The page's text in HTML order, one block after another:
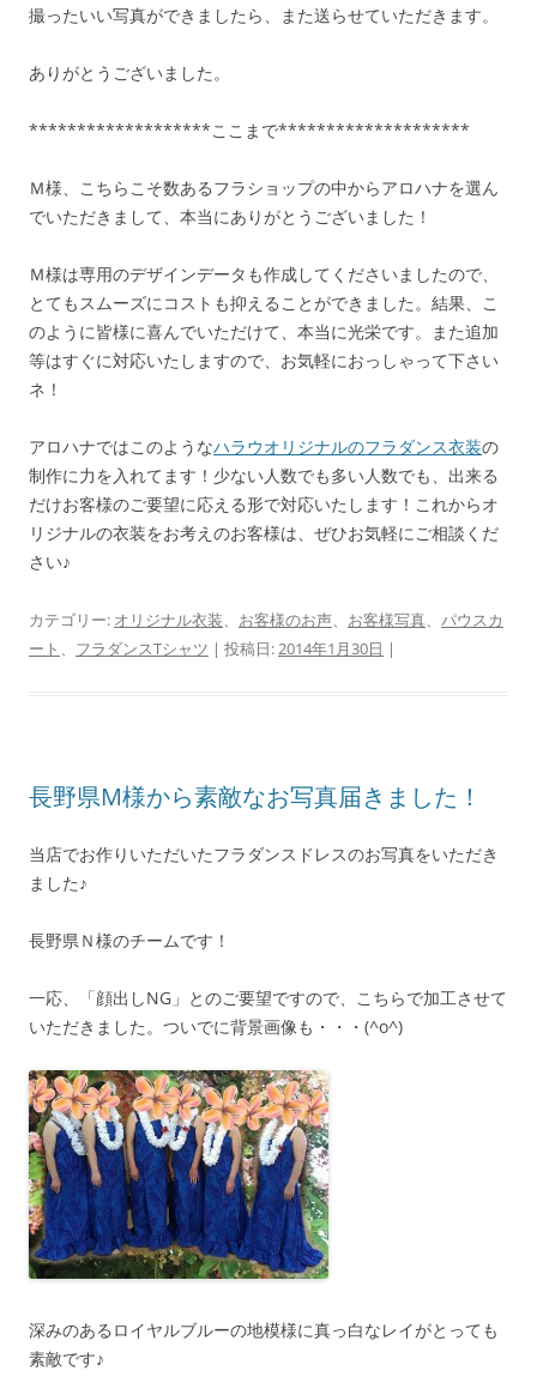
撮ったいい写真ができましたら、また送らせていただきます。
ありがとうございました。
*******************ここまで********************
Ｍ様、こちらこそ数あるフラショップの中からアロハナを選ん
でいただきまして、本当にありがとうございました！
Ｍ様は専用のデザインデータも作成してくださいましたので、
とてもスムーズにコストも抑えることができました。結果、こ
のように皆様に喜んでいただけて、本当に光栄です。また追加
等はすぐに対応いたしますので、お気軽におっしゃって下さい
ネ！
アロハナではこのようなハラウオリジナルのフラダンス衣装の
制作に力を入れてます！少ない人数でも多い人数でも、出来る
だけお客様のご要望に応える形で対応いたします！これからオ
リジナルの衣装をお考えのお客様は、ぜひお気軽にご相談くだ
さい♪
カテゴリー: オリジナル衣装、 お客様のお声、 お客様写真、 パウスカ
ート 、 フラダンスTシャツ | 投稿日:2014年1月30日 |
長野県M様から素敵なお写真届きました！
当店でお作りいただいたフラダンスドレスのお写真をいただき
ました♪
長野県Ｎ様のチームです！
一応、「顔出しNG」とのご要望ですので、こちらで加工させて
いただきました。ついでに背景画像も・・・(^o^)
深みのあるロイヤルブルーの地模様に真っ白なレイがとっても
素敵です♪